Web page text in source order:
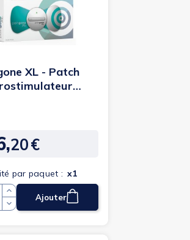
XL - Patch
20€
par paquet : x1
QuantitéAjouter